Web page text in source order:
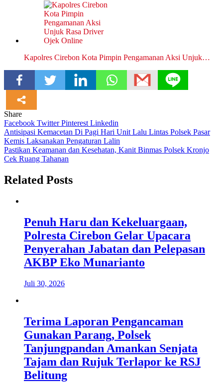
Kapolres Cirebon Kota Pimpin Pengamanan Aksi Unjuk…
Share
Facebook TwitterPinterest Linkedin
Navigasi
pos
Antisipasi Kemacetan Di Pagi Hari Unit Lalu Lintas Polsek Pasar
Kemis Laksanakan Pengaturan Lalin
Pastikan Keamanan dan Kesehatan, Kanit Binmas Polsek Kronjo
Cek Ruang Tahanan
Related Posts
Penuh Haru dan Kekeluargaan,
Polresta Cirebon Gelar Upacara
Penyerahan Jabatan dan Pelepasan
AKBP Eko Munarianto
Juli 30, 2026
Terima Laporan Pengancaman
Gunakan Parang, Polsek
Tanjungpandan Amankan Senjata
Tajam dan Rujuk Terlapor ke RSJ
Belitung